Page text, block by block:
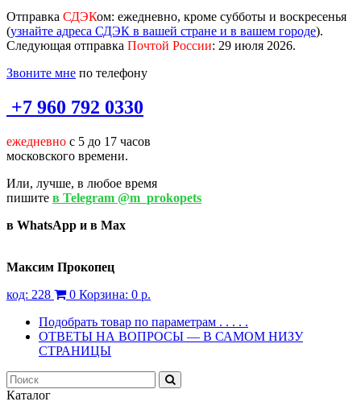
Отправка СДЭКом: ежедневно, кроме субботы и воскресенья
(узнайте адреса СДЭК в вашей стране и в вашем городе).
Следующая отправка Почтой России: 29 июля 2026.
Звоните мне по телефону
+7 960 792 0330
ежедневно с 5 до 17 часов
московского времени.
Или, лучше, в любое время
пишите в Telegram @m_prokopets
в WhatsApp и в Max
Максим Прокопец
код: 228 0 Корзина: 0 р.
Подобрать товар по параметрам . . . . .
ОТВЕТЫ НА ВОПРОСЫ — В САМОМ НИЗУ
СТРАНИЦЫ
Каталог